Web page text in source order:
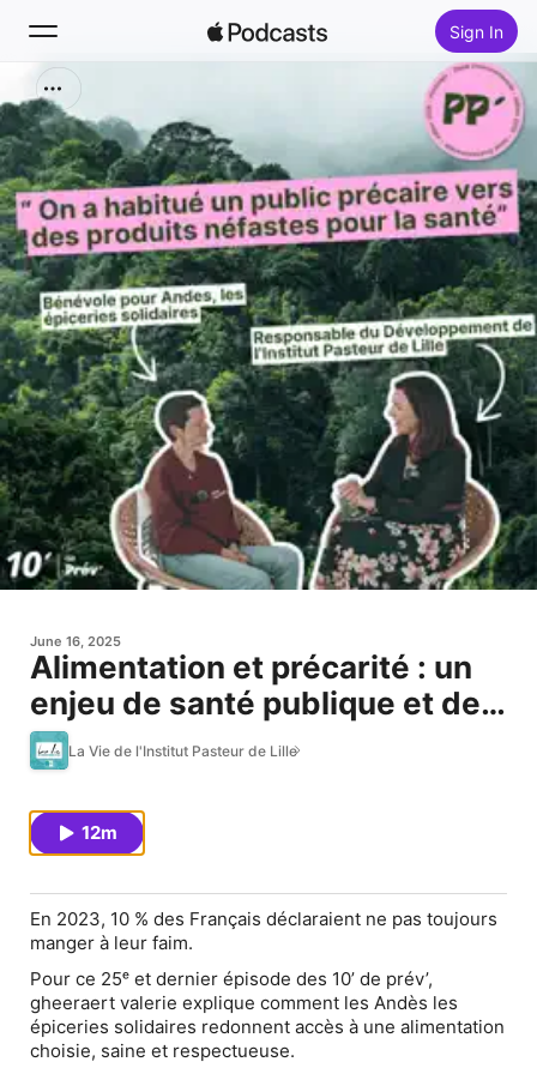
Sign In
Search
Home
New
Top Charts
June 16, 2025
Alimentation et précarité : un
enjeu de santé publique et de
dignité - Valérie Gheeraert -
10' de prév
La Vie de l'Institut Pasteur de Lille
12m
En 2023, 10 % des Français déclaraient ne pas toujours
manger à leur faim.
Pour ce 25ᵉ et dernier épisode des 10’ de prév’,
gheeraert valerie explique comment les Andès les
épiceries solidaires redonnent accès à une alimentation
choisie, saine et respectueuse.